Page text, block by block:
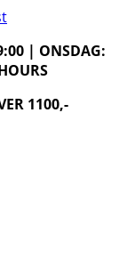
| ONSDAG:
1100,-